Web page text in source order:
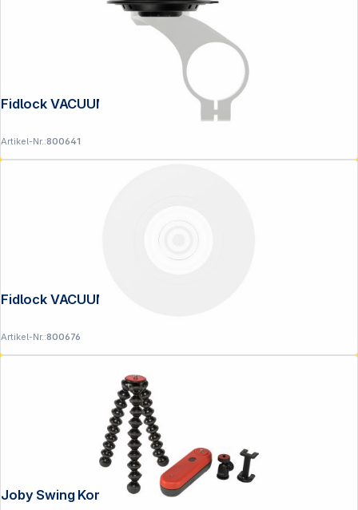
Fidlock VACUUM turn base,
Artikel-Nr.:800641
Artikel-Nr.:800676
Joby Swing Komplett Kit